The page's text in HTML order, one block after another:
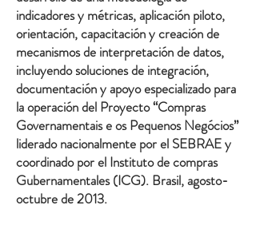
indicadores y métricas, aplicación piloto,
orientación, capacitación y creación de
mecanismos de interpretación de datos,
incluyendo soluciones de integración,
documentación y apoyo especializado para
la operación del Proyecto “Compras
Governamentais e os Pequenos Negócios”
liderado nacionalmente por el SEBRAE y
coordinado por el Instituto de compras
Gubernamentales (ICG). Brasil, agosto-
octubre de 2013.